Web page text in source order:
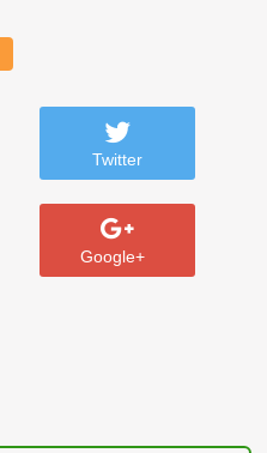
Twitter
Google+